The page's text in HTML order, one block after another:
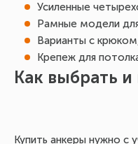
Усиленные
Рамные модели
Варианты с
Крепеж для
Как выбрать
Купить анкеры нужно с